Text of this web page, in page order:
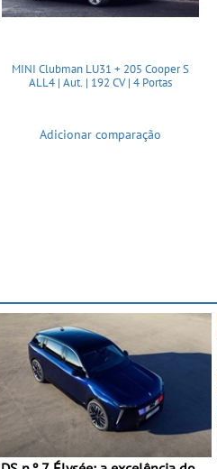
MINI Clubman LU31 + 205 Cooper S
ALL4 | Aut. | 192 CV | 4 Portas
Adicionar comparação